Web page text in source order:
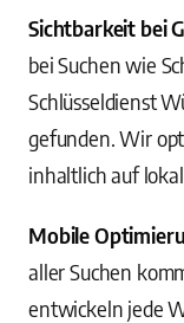
Sichtbarkeit bei
bei Suchen wie
Schlüsseldienst
gefunden. Wir
inhaltlich auf
Mobile
aller Suchen
entwickeln jede